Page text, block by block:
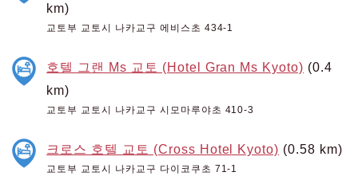
km)
교토부 교토시 나카교구 에비스초 434-1
호텔 그랜 Ms 교토 (Hotel Gran Ms Kyoto) (0.4
km)
교토부 교토시 나카교구 시모마루야초 410-3
크로스 호텔 교토 (Cross Hotel Kyoto) (0.58 km)
교토부 교토시 나카교구 다이코쿠초 71-1